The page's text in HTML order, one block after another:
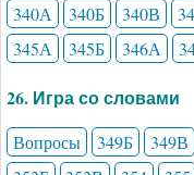
340А
340Б 340В
345А
345Б 346А
26. Игра со словами
Вопросы 349Б 349В